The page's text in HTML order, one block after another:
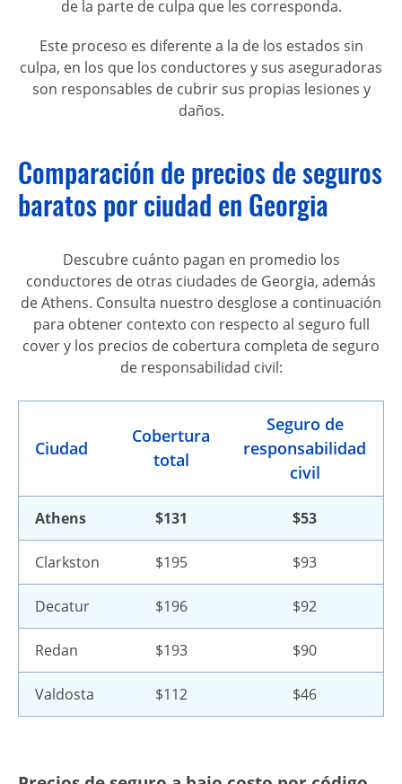
de la parte de culpa que les corresponda.
Este proceso es diferente a la de los estados sin
culpa, en los que los conductores y sus aseguradoras
son responsables de cubrir sus propias lesiones y
daños.
Comparación de precios de seguros
baratos por ciudad en Georgia
Descubre cuánto pagan en promedio los
conductores de otras ciudades de Georgia, además
de Athens. Consulta nuestro desglose a continuación
para obtener contexto con respecto al seguro full
cover y los precios de cobertura completa de seguro
de responsabilidad civil:
Ciudad
Cobertura
total
Seguro de
responsabilidad
civil
Athens $131 $53
Clarkston $195 $93
Decatur $196 $92
Redan $193 $90
Valdosta $112 $46